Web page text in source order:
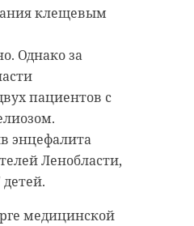
клещевым
Однако за
пациентов с
энцефалита
Ленобласти,
медицинской
вместе с
участие в
В ходе
покрашены
порядок берег,
постройки.